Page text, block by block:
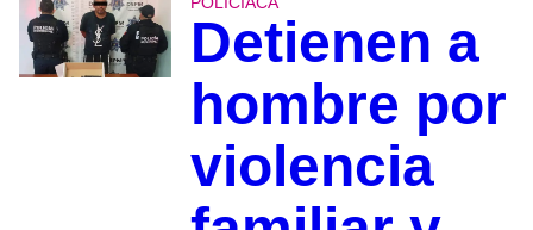
Detienen a
hombre por
violencia